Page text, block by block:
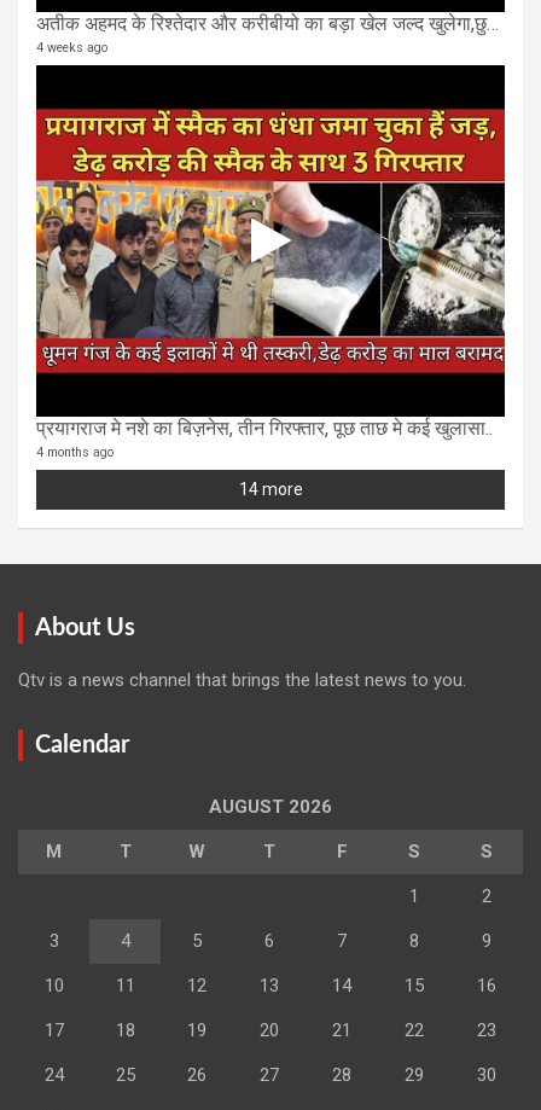
अतीक अहमद के रिश्तेदार और करीबीयो का बड़ा खेल जल्द खुलेगा,छुप कर करोड़ो कमाने वाले SIT के राडार पर
4 weeks ago
प्रयागराज मे नशे का बिज़नेस, तीन गिरफ्तार, पूछ ताछ मे कई खुलासा..
4 months ago
14 more
About Us
Qtv is a news channel that brings the latest news to you.
Calendar
AUGUST 2026
M T W T F S S
1 2
3 4 5 6 7 8 9
10 11 12 13 14 15 16
17 18 19 20 21 22 23
24 25 26 27 28 29 30